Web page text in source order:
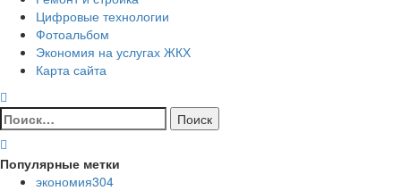
Цифровые технологии
Фотоальбом
Экономия на услугах ЖКХ
Карта сайта
Найти:
Популярные метки
экономия304